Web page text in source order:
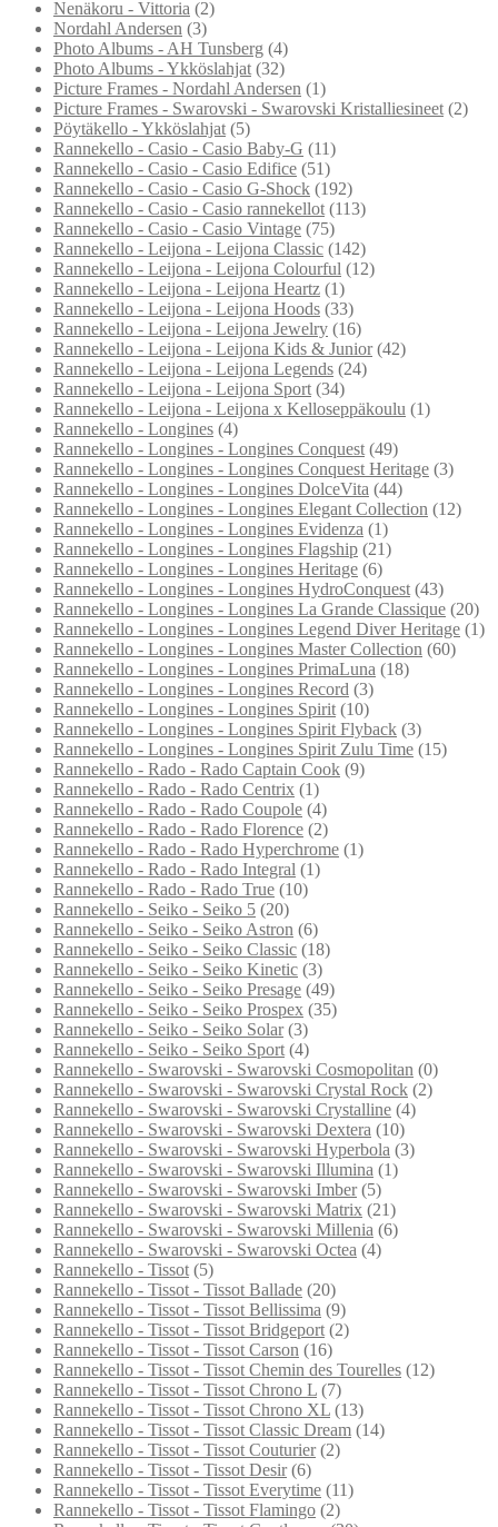
Nenäkoru - Vittoria (2)
Nordahl Andersen (3)
Photo Albums - AH Tunsberg (4)
Photo Albums - Ykköslahjat (32)
Picture Frames - Nordahl Andersen (1)
Picture Frames - Swarovski - Swarovski Kristalliesineet (2)
Pöytäkello - Ykköslahjat (5)
Rannekello - Casio - Casio Baby-G (11)
Rannekello - Casio - Casio Edifice (51)
Rannekello - Casio - Casio G-Shock (192)
Rannekello - Casio - Casio rannekellot (113)
Rannekello - Casio - Casio Vintage (75)
Rannekello - Leijona - Leijona Classic (142)
Rannekello - Leijona - Leijona Colourful (12)
Rannekello - Leijona - Leijona Heartz (1)
Rannekello - Leijona - Leijona Hoods (33)
Rannekello - Leijona - Leijona Jewelry (16)
Rannekello - Leijona - Leijona Kids & Junior (42)
Rannekello - Leijona - Leijona Legends (24)
Rannekello - Leijona - Leijona Sport (34)
Rannekello - Leijona - Leijona x Kelloseppäkoulu (1)
Rannekello - Longines (4)
Rannekello - Longines - Longines Conquest (49)
Rannekello - Longines - Longines Conquest Heritage (3)
Rannekello - Longines - Longines DolceVita (44)
Rannekello - Longines - Longines Elegant Collection (12)
Rannekello - Longines - Longines Evidenza (1)
Rannekello - Longines - Longines Flagship (21)
Rannekello - Longines - Longines Heritage (6)
Rannekello - Longines - Longines HydroConquest (43)
Rannekello - Longines - Longines La Grande Classique (20)
Rannekello - Longines - Longines Legend Diver Heritage (1)
Rannekello - Longines - Longines Master Collection (60)
Rannekello - Longines - Longines PrimaLuna (18)
Rannekello - Longines - Longines Record (3)
Rannekello - Longines - Longines Spirit (10)
Rannekello - Longines - Longines Spirit Flyback (3)
Rannekello - Longines - Longines Spirit Zulu Time (15)
Rannekello - Rado - Rado Captain Cook (9)
Rannekello - Rado - Rado Centrix (1)
Rannekello - Rado - Rado Coupole (4)
Rannekello - Rado - Rado Florence (2)
Rannekello - Rado - Rado Hyperchrome (1)
Rannekello - Rado - Rado Integral (1)
Rannekello - Rado - Rado True (10)
Rannekello - Seiko - Seiko 5 (20)
Rannekello - Seiko - Seiko Astron (6)
Rannekello - Seiko - Seiko Classic (18)
Rannekello - Seiko - Seiko Kinetic (3)
Rannekello - Seiko - Seiko Presage (49)
Rannekello - Seiko - Seiko Prospex (35)
Rannekello - Seiko - Seiko Solar (3)
Rannekello - Seiko - Seiko Sport (4)
Rannekello - Swarovski - Swarovski Cosmopolitan (0)
Rannekello - Swarovski - Swarovski Crystal Rock (2)
Rannekello - Swarovski - Swarovski Crystalline (4)
Rannekello - Swarovski - Swarovski Dextera (10)
Rannekello - Swarovski - Swarovski Hyperbola (3)
Rannekello - Swarovski - Swarovski Illumina (1)
Rannekello - Swarovski - Swarovski Imber (5)
Rannekello - Swarovski - Swarovski Matrix (21)
Rannekello - Swarovski - Swarovski Millenia (6)
Rannekello - Swarovski - Swarovski Octea (4)
Rannekello - Tissot (5)
Rannekello - Tissot - Tissot Ballade (20)
Rannekello - Tissot - Tissot Bellissima (9)
Rannekello - Tissot - Tissot Bridgeport (2)
Rannekello - Tissot - Tissot Carson (16)
Rannekello - Tissot - Tissot Chemin des Tourelles (12)
Rannekello - Tissot - Tissot Chrono L (7)
Rannekello - Tissot - Tissot Chrono XL (13)
Rannekello - Tissot - Tissot Classic Dream (14)
Rannekello - Tissot - Tissot Couturier (2)
Rannekello - Tissot - Tissot Desir (6)
Rannekello - Tissot - Tissot Everytime (11)
Rannekello - Tissot - Tissot Flamingo (2)